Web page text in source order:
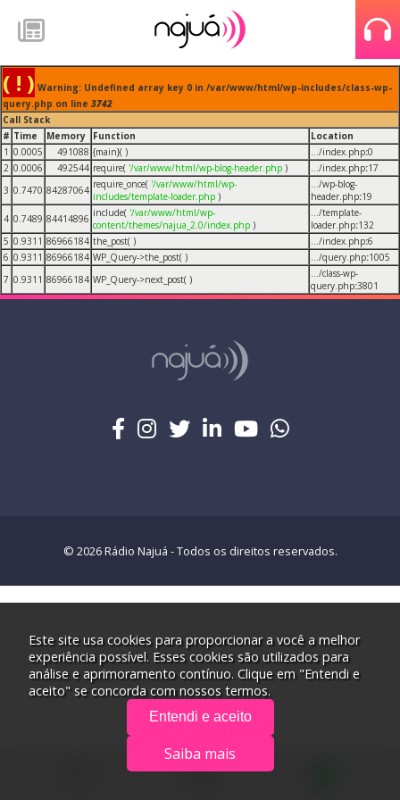
( ! ) Warning: Undefined array key 0 in /var/www/html/wp-includes/class-wp-
query.php on line 3742
Call Stack
# Time Memory Function
Location
1 0.0005 491088 {main}( ) .../index.php:0
2 0.0006 492544 require( '/var/www/html/wp-blog-header.php ) .../index.php:17
3 0.7470 84287064 require_once( '/var/www/html/wp-
includes/template-loader.php )
.../wp-blog-
header.php:19
4 0.7489 84414896 include( '/var/www/html/wp-
content/themes/najua_2.0/index.php )
.../template-
loader.php:132
5 0.9311 86966184 the_post( ) .../index.php:6
6 0.9311 86966184 WP_Query->the_post( ) .../query.php:1005
7 0.9311 86966184 WP_Query->next_post( )
.../class-wp-
query.php:3801
© 2026 Rádio Najuá - Todos os direitos reservados.
Este site usa cookies para proporcionar a você a melhor
experiência possível. Esses cookies são utilizados para
análise e aprimoramento contínuo. Clique em "Entendi e
aceito" se concorda com nossos termos.
Entendi e aceito
Saiba mais